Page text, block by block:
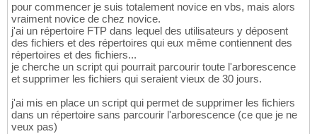
pour commencer je suis totalement novice en vbs, mais alors
vraiment novice de chez novice.
j'ai un répertoire FTP dans lequel des utilisateurs y déposent
des fichiers et des répertoires qui eux même contiennent des
répertoires et des fichiers...
je cherche un script qui pourrait parcourir toute l'arborescence
et supprimer les fichiers qui seraient vieux de 30 jours.
j'ai mis en place un script qui permet de supprimer les fichiers
dans un répertoire sans parcourir l'arborescence (ce que je ne
veux pas)